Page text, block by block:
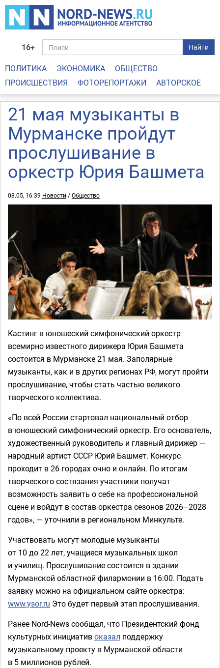
16+ Найти
ПОЛИТИКА ЭКОНОМИКА
ОБЩЕСТВО
ПРОИСШЕСТВИЯ
ФОТОРЕПОРТАЖИ АВТОРСКОЕ
21 мая музыканты в
Мурманске пройдут
прослушивание в
оркестр Юрия Башмета
08.05, 16:39 Новости /Общество
Кастинг в юношеский симфонический оркестр
всемирно известного дирижера Юрия Башмета
состоится в Мурманске 21 мая. Заполярные
музыканты, как и в других регионах РФ, могут пройти
прослушивание, чтобы стать частью великого
творческого коллектива.
«По всей России стартовал национальный отбор
в юношеский симфонический оркестр. Его основатель,
художественный руководитель и главный дирижер —
народный артист СССР Юрий Башмет. Конкурс
проходит в 26 городах очно и онлайн. По итогам
творческого состязания участники получат
возможность заявить о себе на профессиональной
сцене и войдут в состав оркестра сезонов 2026–2028
годов», — уточнили в региональном Минкульте.
Участвовать могут молодые музыканты
от 10 до 22 лет, учащиеся музыкальных школ
и училищ. Прослушивание состоится в здании
Мурманской областной филармонии в 16:00. Подать
заявку можно на официальном сайте оркестра:
www.ysor.ru Это будет первый этап прослушивания.
Ранее Nord-News сообщал, что Президентский фонд
культурных инициативоказал поддержку
музыкальному проекту в Мурманской области
в 5 миллионов рублей.